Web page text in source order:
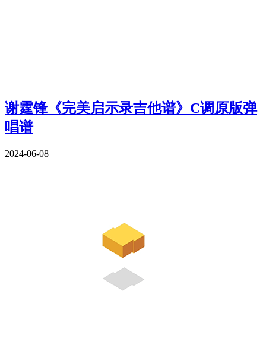
谢霆锋《完美启示录吉他谱》C调原版弹
唱谱
2024-06-08